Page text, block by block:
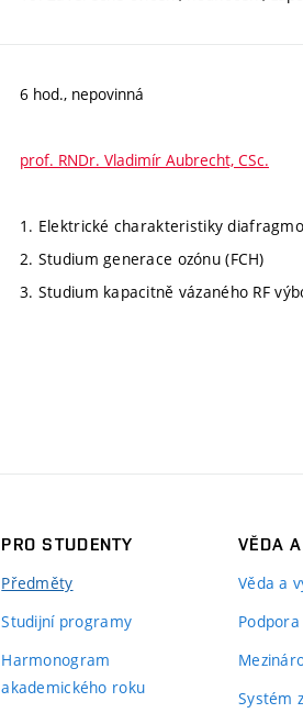
6 hod., nepovinná
prof. RNDr. Vladimír Aubrecht, CSc.
1. Elektrické charakteristiky
2. Studium generace ozónu (FCH)
3. Studium kapacitně vázaného RF
PRO STUDENTY
Předměty
Studijní programy
Harmonogram
akademického roku
VĚDA
Věda a
Systém